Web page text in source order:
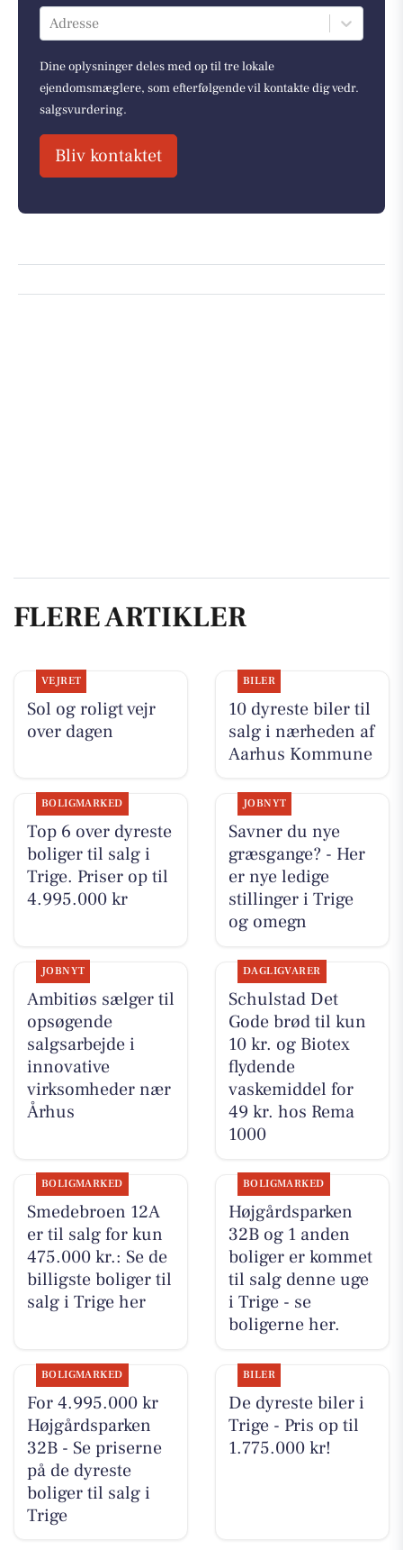
Adresse
Dine oplysninger deles med op til tre lokale
ejendomsmæglere, som efterfølgende vil kontakte dig vedr.
salgsvurdering.
Bliv kontaktet
FLERE ARTIKLER
VEJRET
Sol og roligt vejr
over dagen
BILER
10 dyreste biler til
salg i nærheden af
Aarhus Kommune
BOLIGMARKED
Top 6 over dyreste
boliger til salg i
Trige. Priser op til
4.995.000 kr
JOBNYT
Savner du nye
græsgange? - Her
er nye ledige
stillinger i Trige
og omegn
JOBNYT
Ambitiøs sælger til
opsøgende
salgsarbejde i
innovative
virksomheder nær
Århus
DAGLIGVARER
Schulstad Det
Gode brød til kun
10 kr. og Biotex
flydende
vaskemiddel for
49 kr. hos Rema
1000
BOLIGMARKED
Smedebroen 12A
er til salg for kun
475.000 kr.: Se de
billigste boliger til
salg i Trige her
BOLIGMARKED
Højgårdsparken
32B og 1 anden
boliger er kommet
til salg denne uge
i Trige - se
boligerne her.
BOLIGMARKED
For 4.995.000 kr
Højgårdsparken
32B - Se priserne
på de dyreste
boliger til salg i
Trige
BILER
De dyreste biler i
Trige - Pris op til
1.775.000 kr!